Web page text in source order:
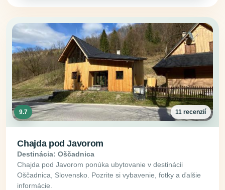
9.7 11 recenzií
Chajda pod Javorom
Destinácia: Oščadnica
Chajda pod Javorom ponúka ubytovanie v destinácii
Oščadnica, Slovensko. Pozrite si vybavenie, fotky a ďalšie
informácie.